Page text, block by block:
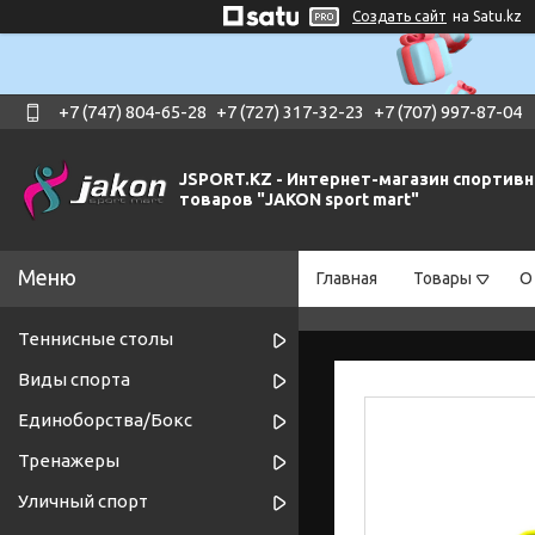
Создать сайт на Satu.kz
+7 (747) 804-65-28 +7 (727) 317-32-23 +7 (707) 997-87-04
JSPORT.KZ - Интернет-магазин
товаров "JAKON sport mart"
Главная Товары О
Теннисные столы
Виды спорта
Единоборства/Бокс
Тренажеры
Уличный спорт